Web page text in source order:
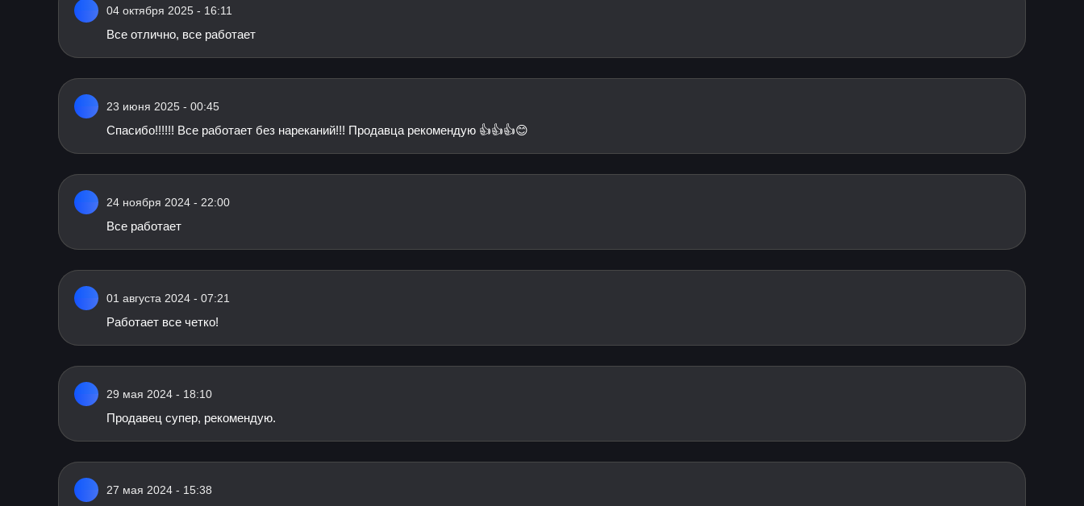
04 октября 2025 - 16:11
Все отлично, все работает
23 июня 2025 - 00:45
Спасибо!!!!!! Все работает без нареканий!!! Продавца рекомендую 👍👍👍😊
24 ноября 2024 - 22:00
Все работает
01 августа 2024 - 07:21
Работает все четко!
29 мая 2024 - 18:10
Продавец супер, рекомендую.
27 мая 2024 - 15:38